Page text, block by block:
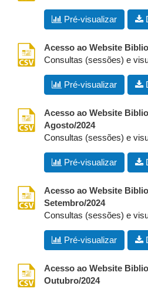
Pré-visualizar
Acesso ao Website
csv
Consultas (sessões) e
Pré-visualizar
Acesso ao Website
Agosto/2024
csv
Consultas (sessões) e
Pré-visualizar
Acesso ao Website
Setembro/2024
csv
Consultas (sessões) e
Pré-visualizar
Acesso ao Website
Outubro/2024
csv